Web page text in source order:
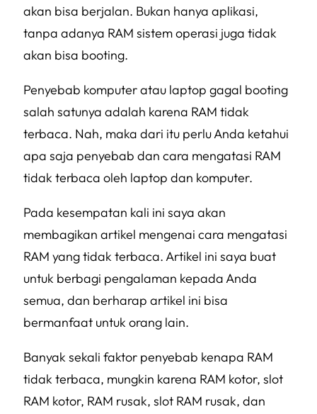
akan bisa berjalan. Bukan hanya aplikasi,
tanpa adanya RAM sistem operasi juga tidak
akan bisa booting.
Penyebab komputer atau laptop gagal booting
salah satunya adalah karena RAM tidak
terbaca. Nah, maka dari itu perlu Anda ketahui
apa saja penyebab dan cara mengatasi RAM
tidak terbaca oleh laptop dan komputer.
Pada kesempatan kali ini saya akan
membagikan artikel mengenai cara mengatasi
RAM yang tidak terbaca. Artikel ini saya buat
untuk berbagi pengalaman kepada Anda
semua, dan berharap artikel ini bisa
bermanfaat untuk orang lain.
Banyak sekali faktor penyebab kenapa RAM
tidak terbaca, mungkin karena RAM kotor, slot
RAM kotor, RAM rusak, slot RAM rusak, dan